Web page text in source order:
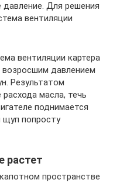
Для решения
вентиляции
вентиляции картера
возросшим давлением
Результатом
масла, течь
поднимается
попросту
растет
пространстве